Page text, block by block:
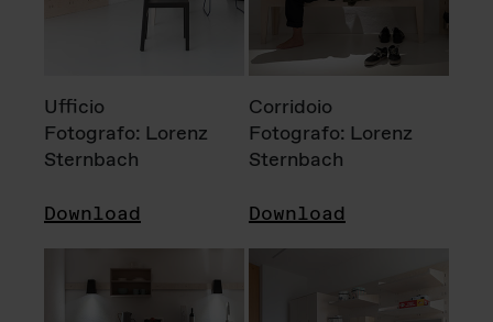
Ufficio
Fotografo: Lorenz
Sternbach
Download
Corridoio
Fotografo: Lorenz
Sternbach
Download